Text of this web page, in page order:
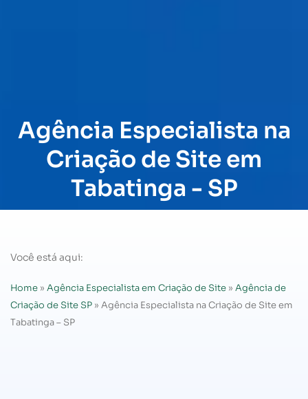
Agência Especialista na
Criação de Site em
Tabatinga - SP
Você está aqui:
Home » Agência Especialista em Criação de Site » Agência de
Criação de Site SP » Agência Especialista na Criação de Site em
Tabatinga – SP